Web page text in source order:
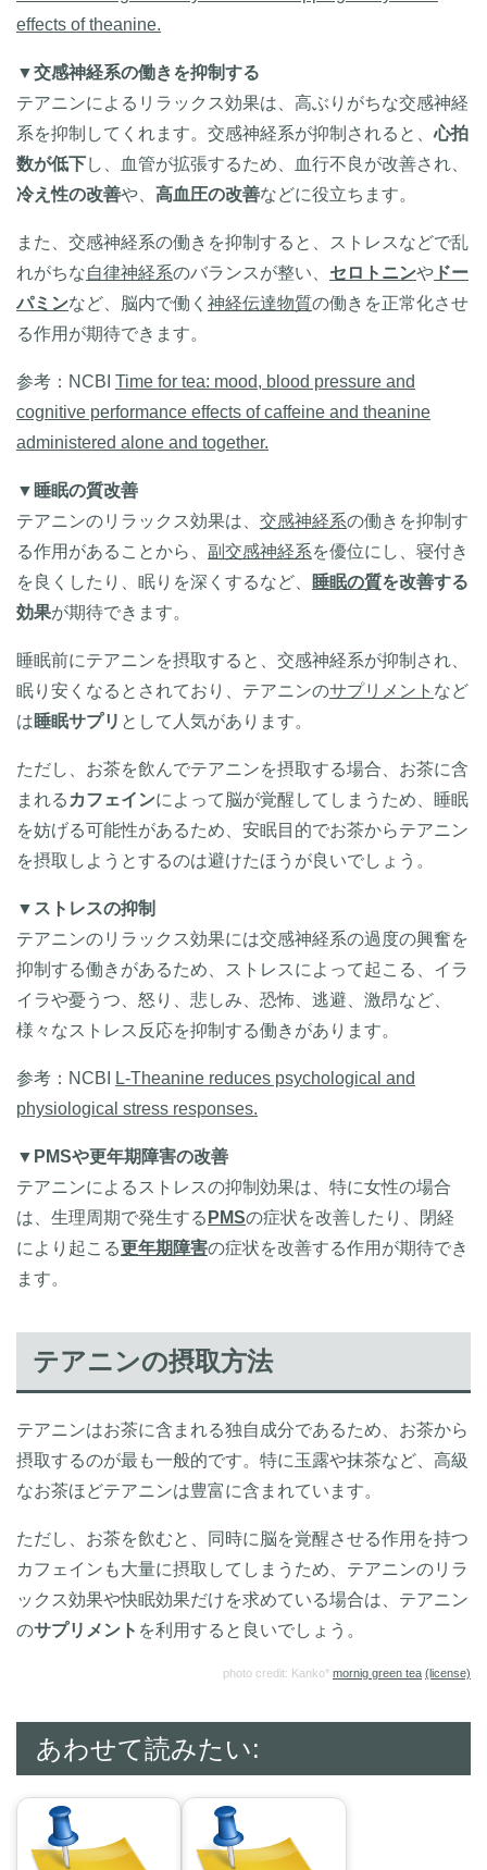
effects of theanine.
▼交感神経系の働きを抑制する
テアニンによるリラックス効果は、高ぶりがちな交感神経
系を抑制してくれます。交感神経系が抑制されると、心拍
数が低下し、血管が拡張するため、血行不良が改善され、
冷え性の改善や、 高血圧の改善などに役立ちます。
また、交感神経系の働きを抑制すると、ストレスなどで乱
れがちな自律神経系のバランスが整い、 セロトニンや ドー
パミンなど、脳内で働く 神経伝達物質の働きを正常化させ
る作用が期待できます。
参考： NCBI Time for tea: mood, blood pressure and
cognitive performance effects of caffeine and theanine
administered alone and together.
▼ 睡眠の質改善
テアニンのリラックス効果は、 交感神経系の働きを抑制す
る作用があることから、 副交感神経系を優位にし、寝付き
を良くしたり、眠りを深くするなど、
睡眠の質を改善する
効果が期待できます。
睡眠前にテアニンを摂取すると、交感神経系が抑制され、
眠り安くなるとされており、テアニンのサプリメント など
は睡眠サプリ として人気があります。
ただし、お茶を飲んでテアニンを摂取する場合、お茶に含
まれる カフェインによって脳が覚醒してしまうため、睡眠
を妨げる可能性があるため、安眠目的でお茶からテアニン
を摂取しようとするのは避けたほうが良いでしょう。
▼ ストレスの抑制
テアニンのリラックス効果には交感神経系の過度の興奮を
抑制する働きがあるため、ストレスによって起こる、イラ
イラや憂うつ、怒り、悲しみ、恐怖、逃避、激昂など、
様々なストレス反応を抑制する働きがあります。
参考： NCBI
L-Theanine reduces psychological and
physiological stress responses.
▼ PMSや更年期障害の改善
テアニンによるストレスの抑制効果は、特に女性の場合
は、生理周期で発生する PMSの症状を改善したり、閉経
により起こる更年期障害の症状を改善する作用が期待でき
ます。
テアニンの摂取方法
テアニンはお茶に含まれる独自成分であるため、お茶から
摂取するのが最も一般的です。特に玉露や抹茶など、高級
なお茶ほどテアニンは豊富に含まれています。
ただし、お茶を飲むと、同時に脳を覚醒させる作用を持つ
カフェインも大量に摂取してしまうため、テアニンのリラ
ックス効果や快眠効果だけを求めている場合は、テアニン
のサプリメント を利用すると良いでしょう。
photo credit: Kanko* mornig green tea (license)
あわせて読みたい: